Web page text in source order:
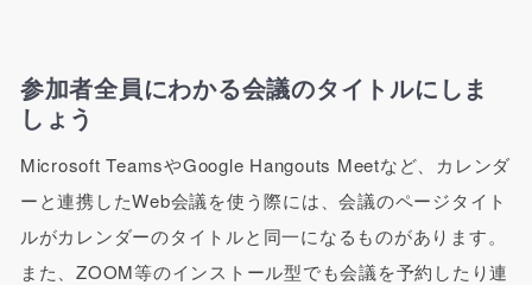
参加者全員にわかる会議のタイトルにしま
しょう
Microsoft TeamsやGoogle Hangouts Meetなど、カレンダ
ーと連携したWeb会議を使う際には、会議のページタイト
ルがカレンダーのタイトルと同一になるものがあります。
また、ZOOM等のインストール型でも会議を予約したり連